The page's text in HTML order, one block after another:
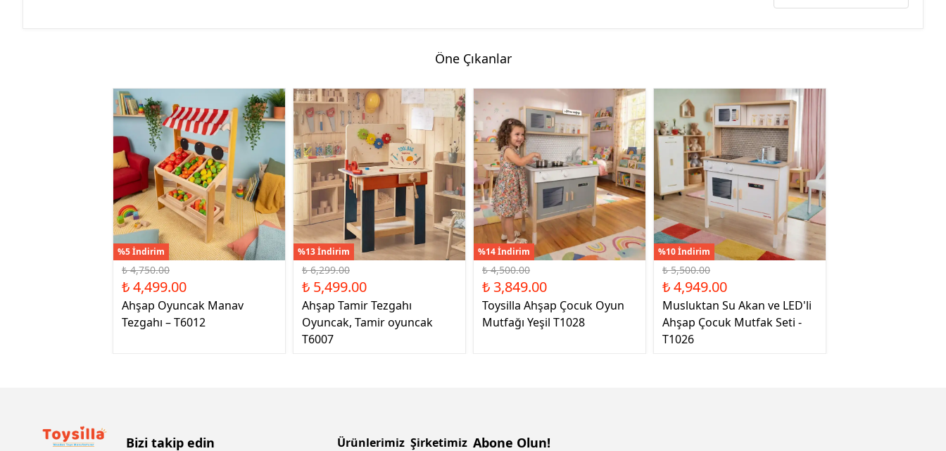
Öne Çıkanlar
%5 İndirim
₺ 4,750.00
₺ 4,499.00
Ahşap Oyuncak Manav
Tezgahı – T6012
%13 İndirim
₺ 6,299.00
₺ 5,499.00
Ahşap Tamir Tezgahı
Oyuncak, Tamir oyuncak
T6007
%14 İndirim
₺ 4,500.00
₺ 3,849.00
Toysilla Ahşap Çocuk Oyun
Mutfağı Yeşil T1028
%10 İndirim
₺ 5,500.00
₺ 4,949.00
Musluktan Su Akan ve LED'li
Ahşap Çocuk Mutfak Seti -
T1026
Bizi takip edin Ürünlerimiz Şirketimiz Abone Olun!